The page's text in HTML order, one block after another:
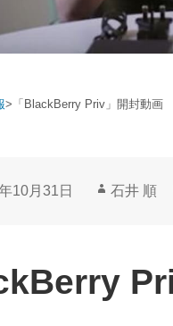
> 「BlackBerry Priv」開封動画
10月31日
作
石井 順